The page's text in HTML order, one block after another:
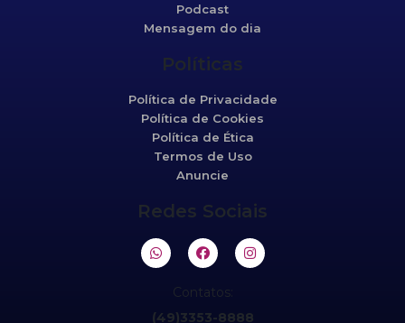
Podcast
Mensagem do dia
Políticas
Política de Privacidade
Política de Cookies
Política de Ética
Termos de Uso
Anuncie
Redes Sociais
Contatos:
(49)3353-8888